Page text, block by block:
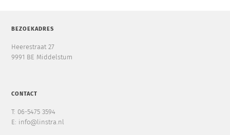
BEZOEKADRES
Heerestraat 27
9991 BE Middelstum
CONTACT
T: 06-5475 3594
E: info@linstra.nl